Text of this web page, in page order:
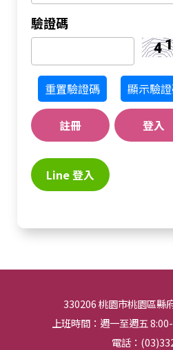
驗證碼
重置驗證碼 顯示驗
註冊 登入
Line 登入
330206 桃園市桃園區縣
上班時間：週一至週五
電話：